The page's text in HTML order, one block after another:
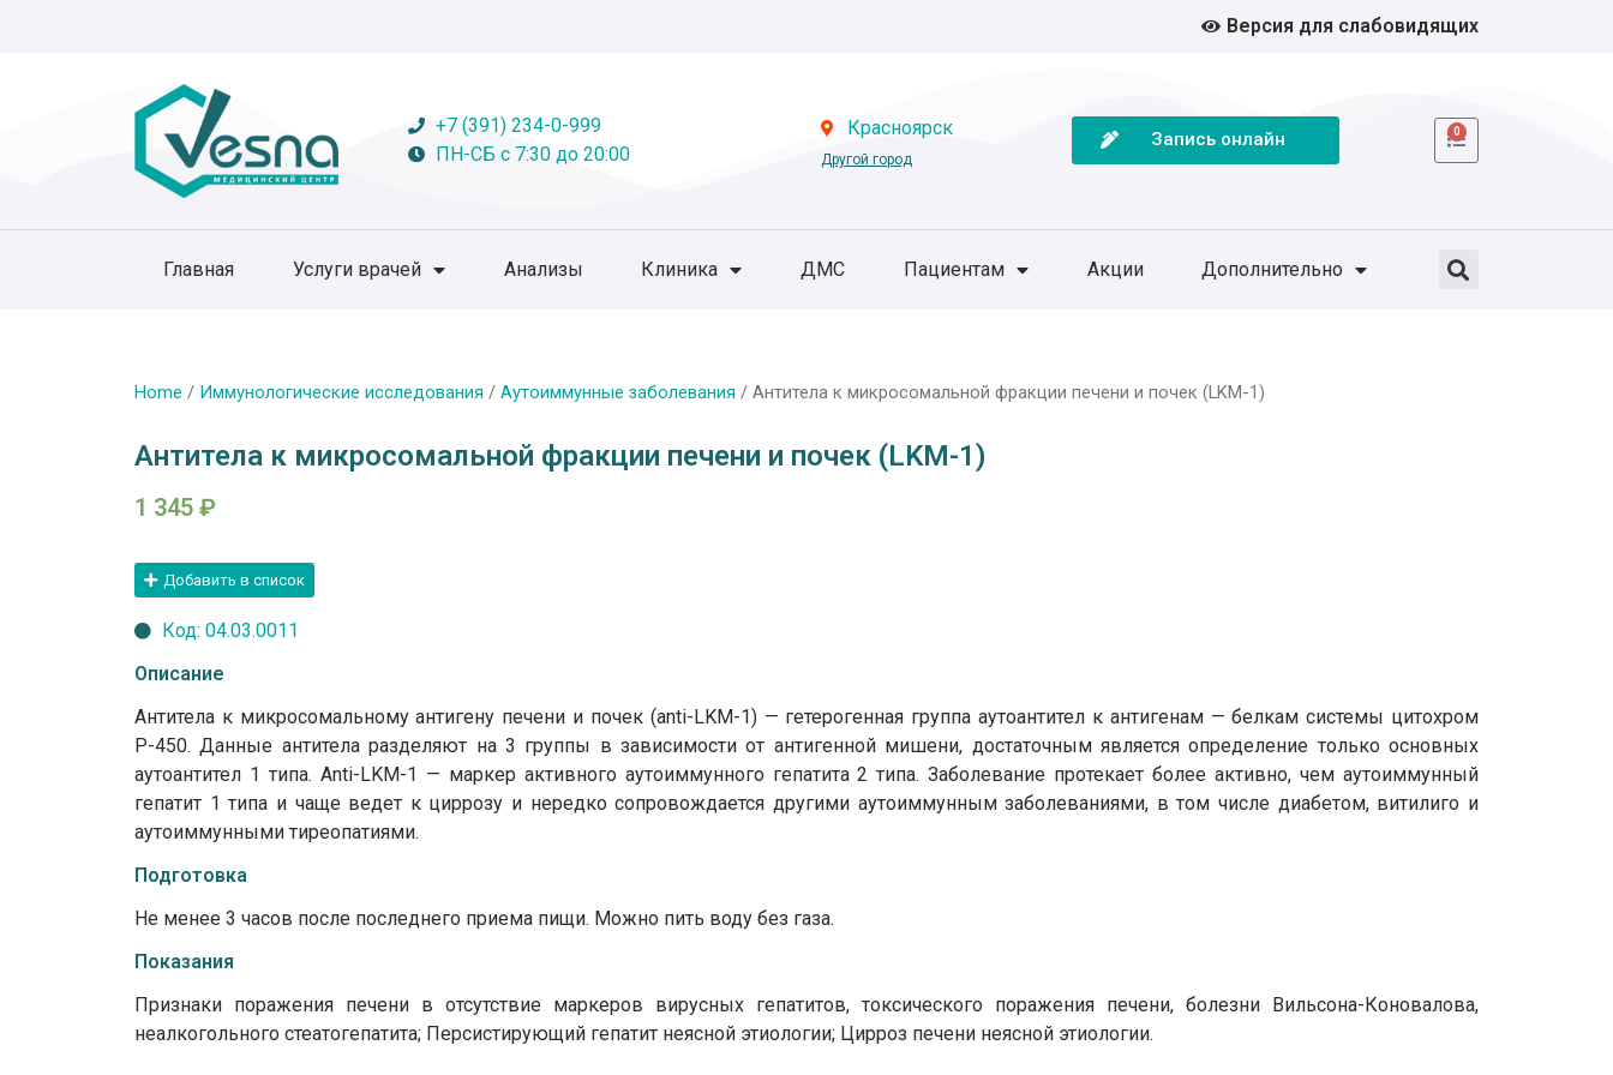
Версия для слабовидящих
+7 (391) 234-0-999
ПН-СБ с 7:30 до 20:00
Красноярск
Другой город
Запись онлайн 0
Главная Услуги врачей Анализы Клиника ДМС Пациентам Акции Дополнительно
Home / Иммунологические исследования / Аутоиммунные заболевания / Антитела к микросомальной фракции печени и почек (LKM-1)
Антитела к микросомальной фракции печени и почек (LKM-1)
1 345 ₽
Добавить в список
Код: 04.03.0011
Описание
Антитела к микросомальному антигену печени и почек (anti-LKM-1) — гетерогенная группа аутоантител к антигенам — белкам системы цитохром
Р-450. Данные антитела разделяют на 3 группы в зависимости от антигенной мишени, достаточным является определение только основных
аутоантител 1 типа. Anti-LKM-1 — маркер активного аутоиммунного гепатита 2 типа. Заболевание протекает более активно, чем аутоиммунный
гепатит 1 типа и чаще ведет к циррозу и нередко сопровождается другими аутоиммунным заболеваниями, в том числе диабетом, витилиго и
аутоиммунными тиреопатиями.
Подготовка
Не менее 3 часов после последнего приема пищи. Можно пить воду без газа.
Показания
Признаки поражения печени в отсутствие маркеров вирусных гепатитов, токсического поражения печени, болезни Вильсона-Коновалова,
неалкогольного стеатогепатита; Персистирующий гепатит неясной этиологии; Цирроз печени неясной этиологии.